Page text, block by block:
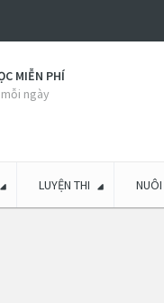
MIỄN PHÍ
ngày
LUYỆN THI